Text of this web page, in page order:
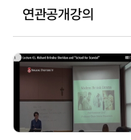
연관공개강의